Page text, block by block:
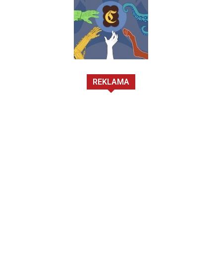
REKLAMA